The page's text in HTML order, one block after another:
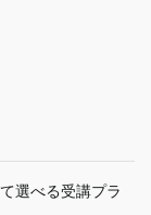
選べる受講プラ